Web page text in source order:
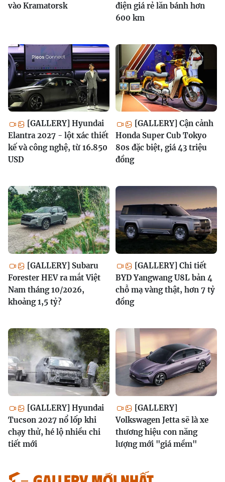
vào Kramatorsk
điện giá rẻ lăn bánh hơn
600 km
[GALLERY] Hyundai
Elantra 2027 - lột xác thiết
kế và công nghệ, từ 16.850
USD
[GALLERY] Cận cảnh
Honda Super Cub Tokyo
80s đặc biệt, giá 43 triệu
đồng
[GALLERY] Subaru
Forester HEV ra mắt Việt
Nam tháng 10/2026,
khoảng 1,5 tỷ?
[GALLERY] Chi tiết
BYD Yangwang U8L bản 4
chỗ mạ vàng thật, hơn 7 tỷ
đồng
[GALLERY] Hyundai
Tucson 2027 nổ lốp khi
chạy thử, hé lộ nhiều chi
tiết mới
[GALLERY]
Volkswagen Jetta sẽ là xe
thương hiệu con năng
lượng mới "giá mềm"